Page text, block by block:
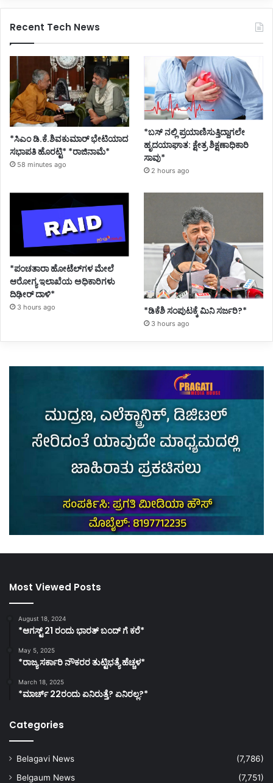
Recent Tech News
*ಸಿಎಂ ಡಿ.ಕೆ.ಶಿವಕುಮಾರ್ ಭೇಟಿಯಾದ
ಸಭಾಪತಿ ಹೊರಟ್ಟಿ* *ರಾಜಿನಾಮೆ*
58 minutes ago
*ಬಸ್ ನಲ್ಲಿ ಪ್ರಯಾಣಿಸುತ್ತಿದ್ದಾಗಲೇ
ಹೃದಯಾಘಾತ: ಕ್ಷೇತ್ರ ಶಿಕ್ಷಣಾಧಿಕಾರಿ
ಸಾವು*
2 hours ago
*ಪಂಚತಾರಾ ಹೋಟೆಲ್‌ಗಳ ಮೇಲೆ
ಆರೋಗ್ಯ ಇಲಾಖೆಯ ಅಧಿಕಾರಿಗಳು
ದಿಢೀರ್ ದಾಳಿ*
3 hours ago *ಡಿಕೆಶಿ ಸಂಪುಟಕ್ಕೆ ಮಿನಿ ಸರ್ಜರಿ?*
3 hours ago
Most Viewed Posts
August 18, 2024
*ಆಗಸ್ಟ್ 21 ರಂದು ಭಾರತ್‌ ಬಂದ್‌ ಗೆ ಕರೆ*
May 5, 2025
*ರಾಜ್ಯ ಸರ್ಕಾರಿ ನೌಕರರ ತುಟ್ಟಿಭತ್ಯೆ ಹೆಚ್ಚಳ*
March 18, 2025
*ಮಾರ್ಚ್ 22ರಂದು ಏನಿರುತ್ತೆ? ಏನಿರಲ್ಲ?*
Categories
Belagavi News
(7,786)
Belgaum News
(7,751)